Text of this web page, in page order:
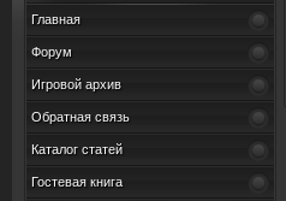
Главная
Форум
Игровой архив
Обратная связь
Каталог статей
Гостевая книга